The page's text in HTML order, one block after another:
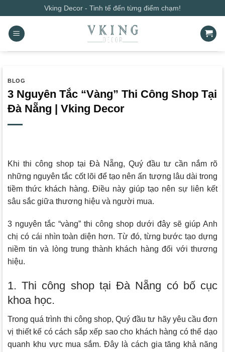
qua
nội
dung
Vking Decor - Tinh tế đến từng điểm chạm!
BLOG
3 Nguyên Tắc “Vàng” Thi Công Shop Tại
Đà Nẵng | Vking Decor
Khi thi công shop tại Đà Nẵng, Quý đầu tư cần nắm rõ
những nguyên tắc cốt lõi để tạo nên ấn tượng lâu dài trong
tiềm thức khách hàng. Điều này giúp tạo nên sự liên kết
sâu sắc giữa thương hiệu và người mua.
3 nguyên tắc “vàng” thi công shop dưới đây sẽ giúp Anh
chị có cái nhìn toàn diện hơn. Từ đó, từng bước tạo dựng
niềm tin và lòng trung thành khách hàng đối với thương
hiệu.
1. Thi công shop tại Đà Nẵng có bố cục
khoa học.
Trong quá trình thi công shop, Quý đầu tư hãy yêu cầu đơn
vị thiết kế có cách sắp xếp sao cho khách hàng có thể dạo
quanh khu vực mua sắm. Đây là cách gia tăng khả năng